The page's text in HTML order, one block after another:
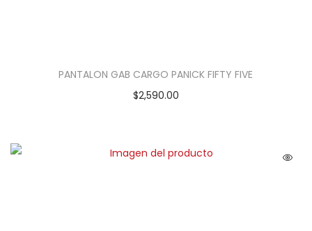
PANTALON GAB CARGO PANICK FIFTY FIVE
$2,590.00